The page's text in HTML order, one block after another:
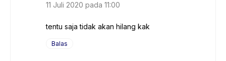
11 Juli 2020 pada 11:00
tentu saja tidak akan hilang kak
Balas